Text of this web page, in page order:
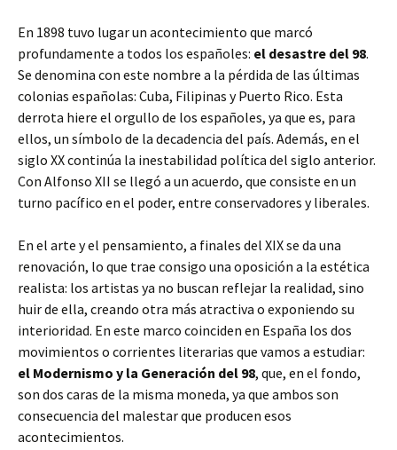
En 1898 tuvo lugar un acontecimiento que marcó
profundamente a todos los españoles: el desastre del 98.
Se denomina con este nombre a la pérdida de las últimas
colonias españolas: Cuba, Filipinas y Puerto Rico. Esta
derrota hiere el orgullo de los españoles, ya que es, para
ellos, un símbolo de la decadencia del país. Además, en el
siglo XX continúa la inestabilidad política del siglo anterior.
Con Alfonso XII se llegó a un acuerdo, que consiste en un
turno pacífico en el poder, entre conservadores y liberales.
En el arte y el pensamiento, a finales del XIX se da una
renovación, lo que trae consigo una oposición a la estética
realista: los artistas ya no buscan reflejar la realidad, sino
huir de ella, creando otra más atractiva o exponiendo su
interioridad. En este marco coinciden en España los dos
movimientos o corrientes literarias que vamos a estudiar:
el Modernismo y la Generación del 98, que, en el fondo,
son dos caras de la misma moneda, ya que ambos son
consecuencia del malestar que producen esos
acontecimientos.